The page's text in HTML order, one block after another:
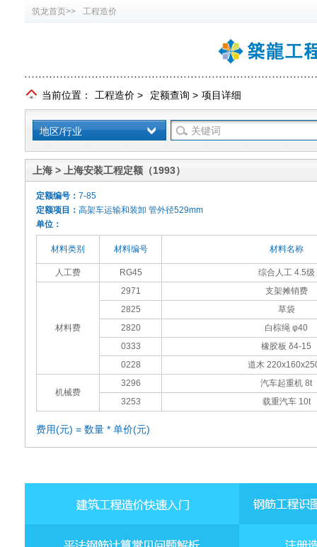
筑龙首页>> 工程造价
当前位置： 工程造价 > 定额查询 > 项目详细
地区/行业
上海 > 上海安装工程定额（1993）
定额编号： 7-85
定额项目： 高架车运输和装卸 管外径529mm
单位：
材料类别 材料编号 材料名称
人工费 RG45 综合人工 4.5级
材料费
2971
支架摊销费
2825
草袋
2820
白棕绳 φ40
0333
橡胶板 δ4-15
0228
道木
机械费
3296
汽车起重机 8t
3253
载重汽车 10t
费用(元) = 数量 * 单价(元)